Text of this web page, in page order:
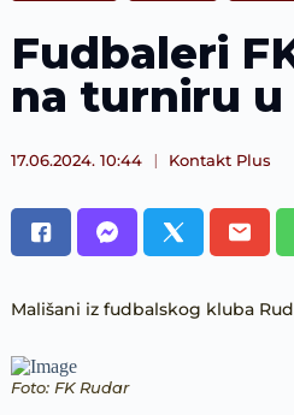
Fudbaleri
na turniru
17.06.2024. 10:44 Kontakt Plus
Mališani iz fudbalskog kluba
Foto: FK Rudar